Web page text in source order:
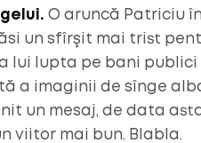
O aruncă Patriciu
un sfîrşit mai trist
lui lupta pe bani
a imaginii de sînge
un mesaj, de data
viitor mai bun. Blabla.